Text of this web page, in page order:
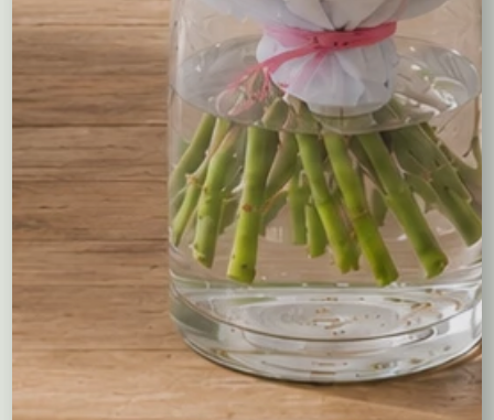
Flower boxy – kwiaty w pudełkach
Maskotki
Kosze kwiatowe
Balony
Tulipany
Kosze upominkowe
Wianki na wieczory panieńskie i nie tylko…
Wielkanoc
Wieńce i wiązanki pogrzebowe
Dekoracje na groby
Torty kwiatowe
Ogródek i balkon
Narodziny dziecka
Rośliny doniczkowe